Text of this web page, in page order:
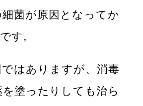
菌が原因となってか
す。
はありますが、消毒
塗ったりしても治ら